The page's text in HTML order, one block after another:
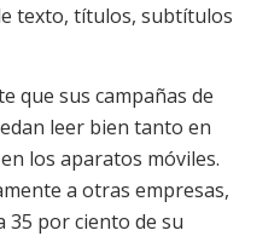
texto, títulos, subtítulos
que sus campañas de
leer bien tanto en
los aparatos móviles.
a otras empresas,
35 por ciento de su